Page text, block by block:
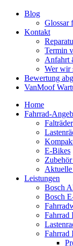
Blog
Glossar
Kontakt
Termin
Anfahrt
Wer wir
Bewertung
VanMoof
Home
Fahrrad-
Falträder
E-Bikes
Leistungen
Bosch
Bosch
Fahrrad
Fahrrad